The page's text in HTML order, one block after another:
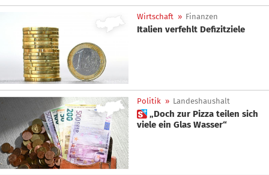
Wirtschaft » Finanzen
Italien verfehlt Defizitziele
Politik » Landeshaushalt
 „Doch zur Pizza teilen sich
viele ein Glas Wasser“